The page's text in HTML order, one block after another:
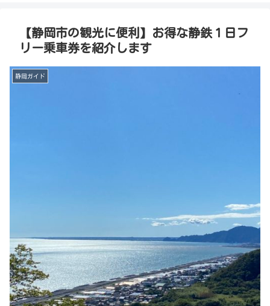
【静岡市の観光に便利】お得な静鉄１日フ
リー乗車券を紹介します
静岡ガイド